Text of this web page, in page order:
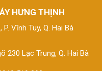
HƯNG THỊNH
Vĩnh Tuy, Q. Hai Bà
230 Lạc Trung, Q. Hai Bà